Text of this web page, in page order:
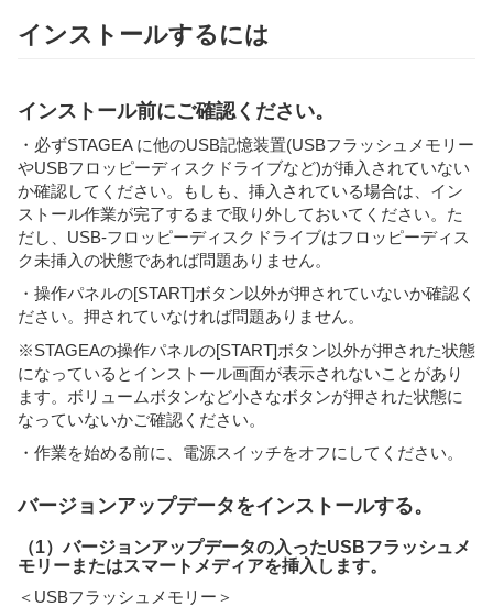
インストールするには
インストール前にご確認ください。
・必ずSTAGEA に他のUSB記憶装置(USBフラッシュメモリー
やUSBフロッピーディスクドライブなど)が挿入されていない
か確認してください。もしも、挿入されている場合は、イン
ストール作業が完了するまで取り外しておいてください。た
だし、USB-フロッピーディスクドライブはフロッピーディス
ク未挿入の状態であれば問題ありません。
・操作パネルの[START]ボタン以外が押されていないか確認く
ださい。押されていなければ問題ありません。
※STAGEAの操作パネルの[START]ボタン以外が押された状態
になっているとインストール画面が表示されないことがあり
ます。ボリュームボタンなど小さなボタンが押された状態に
なっていないかご確認ください。
・作業を始める前に、電源スイッチをオフにしてください。
バージョンアップデータをインストールする。
（1）バージョンアップデータの入ったUSBフラッシュメ
モリーまたはスマートメディアを挿入します。
＜USBフラッシュメモリー＞